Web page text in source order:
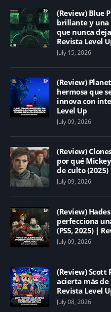
(Review) Blue
brillante y
que nunca
Revista Level
July 15, 2026
(Review)
hermosa que
innova con
Level Up
July 09, 2026
(Review)
por qué
de culto (2025)
July 09, 2026
(Review)
perfecciona
(PS5, 2025) |
July 09, 2026
(Review) Scott
acierta más de
Revista Level
July 08, 2026